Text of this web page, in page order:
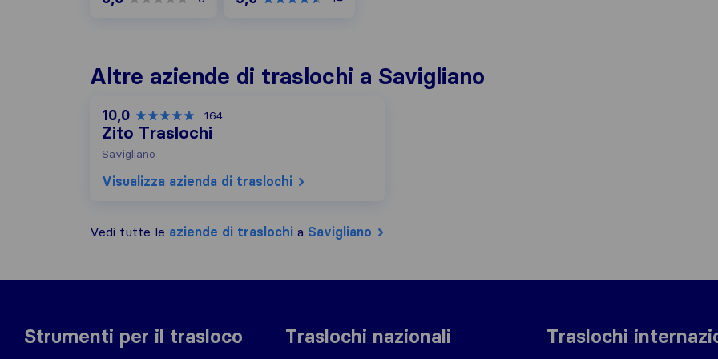
Altre aziende di traslochi a Savigliano
10,0 164
Zito Traslochi
Savigliano
Visualizza azienda di traslochi
Vedi tutte le aziende di traslochi a Savigliano
Strumenti per il trasloco Traslochi nazionali Traslochi